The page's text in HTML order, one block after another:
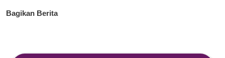
Bagikan Berita